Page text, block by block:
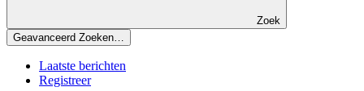
Zoek
Geavanceerd Zoeken…
Laatste berichten
Registreer